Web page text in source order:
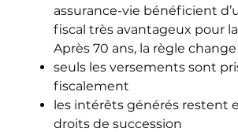
assurance-vie bénéficient
fiscal très avantageux pour
Après 70 ans, la règle change
seuls les versements sont
fiscalement
les intérêts générés restent
droits de succession